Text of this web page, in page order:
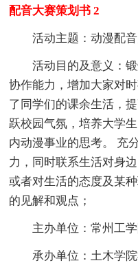
配音大赛策划书 2
活动主题：动漫配音
活动目的及意义：锻
协作能力，增加大家对
了同学们的课余生活，
跃校园气氛，培养大学
内动漫事业的思考。 充
力，同时联系生活对身
或者对生活的态度及某
的见解和观点；
主办单位：常州工学
承办单位：土木学院